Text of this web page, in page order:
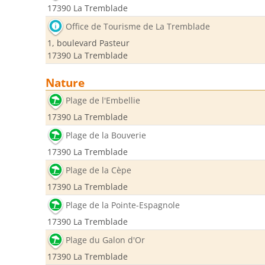
17390 La Tremblade
Office de Tourisme de La Tremblade
1, boulevard Pasteur
17390 La Tremblade
Nature
Plage de l'Embellie
17390 La Tremblade
Plage de la Bouverie
17390 La Tremblade
Plage de la Cèpe
17390 La Tremblade
Plage de la Pointe-Espagnole
17390 La Tremblade
Plage du Galon d'Or
17390 La Tremblade